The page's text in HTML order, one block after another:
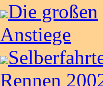
Die großen
Anstiege
Rennen